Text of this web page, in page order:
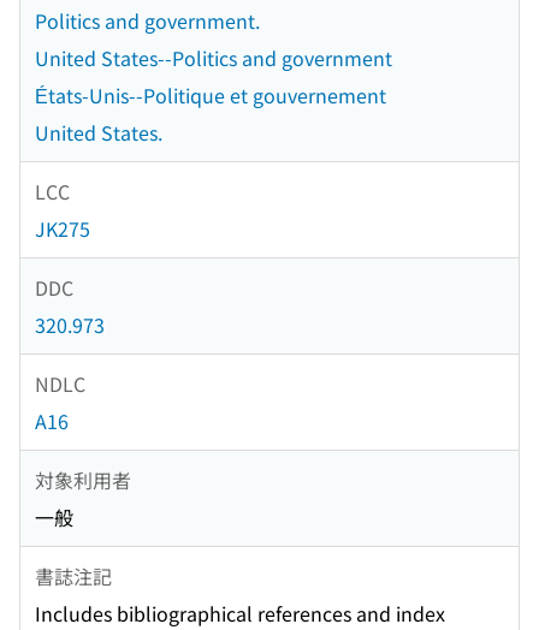
Politics and government.
United States--Politics and government
États-Unis--Politique et gouvernement
United States.
LCC
JK275
DDC
320.973
NDLC
A16
対象利用者
一般
書誌注記
Includes bibliographical references and index